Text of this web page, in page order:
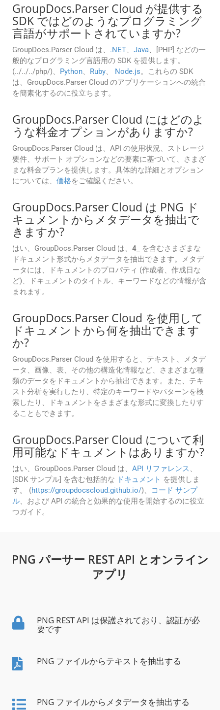
GroupDocs.Parser Cloud が提供する
SDK ではどのようなプログラミング
言語がサポートされていますか?
GroupDocs.Parser Cloud は、 .NET、 Java、[PHP] などの一
般的なプログラミング言語用の SDK を提供します。
(../../../php/)、 Python、 Ruby、 Node.js。これらの SDK
は、GroupDocs.Parser Cloud のアプリケーションへの統合
を簡素化するのに役立ちます。
GroupDocs.Parser Cloud にはどのよ
うな料金オプションがありますか?
GroupDocs.Parser Cloud は、API の使用状況、ストレージ
要件、サポート オプションなどの要素に基づいて、さまざ
まな料金プランを提供します。具体的な詳細とオプション
については、 価格をご確認ください。
GroupDocs.Parser Cloud は PNG ド
キュメントからメタデータを抽出で
きますか?
はい、GroupDocs.Parser Cloud は、 4 _ を含むさまざまな
ドキュメント形式からメタデータを抽出できます。メタデ
ータには、ドキュメントのプロパティ (作成者、作成日な
ど)、ドキュメントのタイトル、キーワードなどの情報が含
まれます。
GroupDocs.Parser Cloud を使用して
ドキュメントから何を抽出できます
か?
GroupDocs.Parser Cloud を使用すると、テキスト、メタデ
ータ、画像、表、その他の構造化情報など、さまざまな種
類のデータをドキュメントから抽出できます。また、テキ
スト分析を実行したり、特定のキーワードやパターンを検
索したり、ドキュメントをさまざまな形式に変換したりす
ることもできます。
GroupDocs.Parser Cloud について利
用可能なドキュメントはありますか?
はい、GroupDocs.Parser Cloud は、 API リファレンス 、
[SDK サンプル] を含む包括的な ドキュメント を提供しま
す。 (https://groupdocscloud.github.io/)、
コード サンプ
ル、および API の統合と効果的な使用を開始するのに役立
つガイド。
PNG パーサー REST API とオンライン
アプリ
PNG REST API は保護されており、認証が必
要です
PNG ファイルからテキストを抽出する
PNG ファイルからメタデータを抽出する